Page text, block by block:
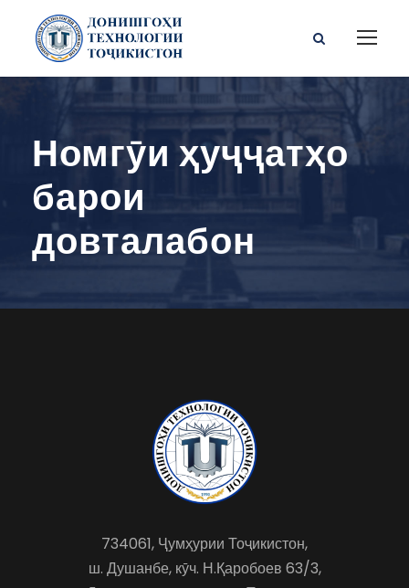
Номгӯи ҳуҷҷатҳо
барои
довталабон
734061, Ҷумҳурии Тоҷикистон,
ш. Душанбе, кӯч. Н.Қаробоев 63/3,